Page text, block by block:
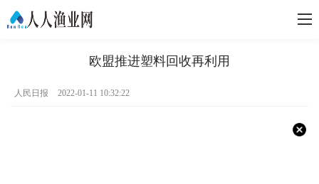
欧盟推进塑料回收再利用
人民日报 2022-01-11 10:32:22